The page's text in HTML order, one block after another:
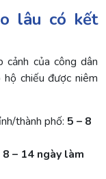
lâu có kết
cảnh của công dân
chiếu được niêm
thành phố: 5 – 8
8 – 14 ngày làm